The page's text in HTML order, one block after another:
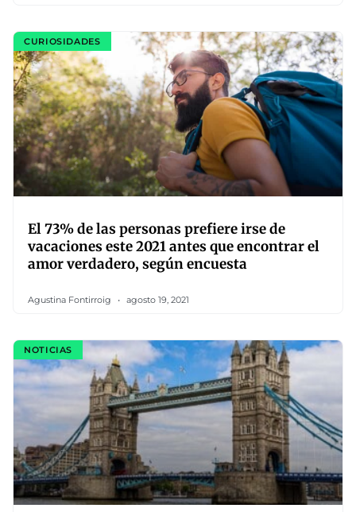
CURIOSIDADES
El 73% de las personas prefiere irse de
vacaciones este 2021 antes que encontrar el
amor verdadero, según encuesta
Agustina Fontirroig agosto 19, 2021
NOTICIAS